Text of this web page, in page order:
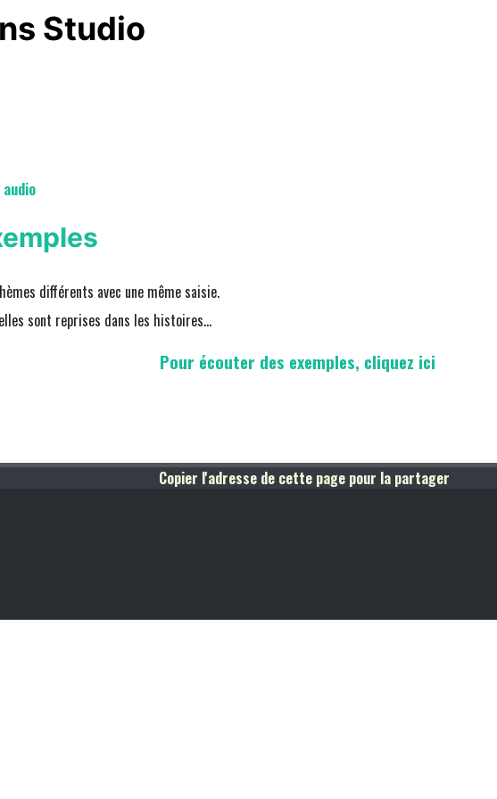
différents avec une même saisie.
sont reprises dans les histoires...
Pour écouter des exemples, cliquez ici
Copier l'adresse de cette page pour la partager